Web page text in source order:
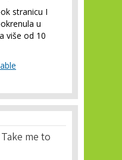
stranicu I
u
više od 10
me to